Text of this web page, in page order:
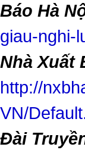
Báo Hà
giau-nghi-
Nhà Xuất
http://
VN/
Đài